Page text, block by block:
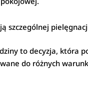
szczególnej
to decyzja, która
do różnych